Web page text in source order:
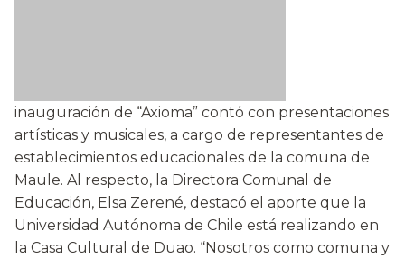
inauguración de “Axioma” contó con presentaciones
artísticas y musicales, a cargo de representantes de
establecimientos educacionales de la comuna de
Maule. Al respecto, la Directora Comunal de
Educación, Elsa Zerené, destacó el aporte que la
Universidad Autónoma de Chile está realizando en
la Casa Cultural de Duao. “Nosotros como comuna y